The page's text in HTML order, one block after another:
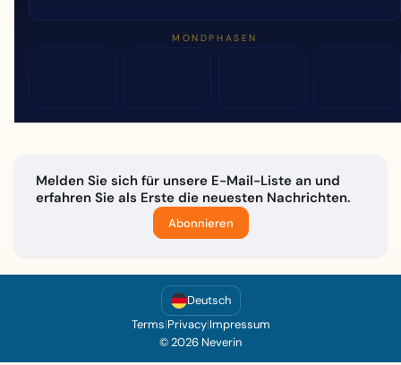
MONDPHASEN
Melden Sie sich für unsere E-Mail-Liste an und
erfahren Sie als Erste die neuesten Nachrichten.
Abonnieren
Deutsch
Terms|Privacy|Impressum
© 2026 Neverin